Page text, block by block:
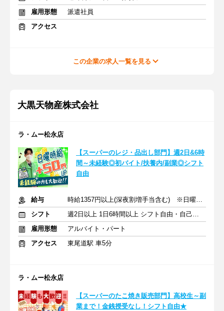
雇用形態
派遣社員
アクセス
この企業の求人一覧を見る
大黒天物産株式会社
ラ・ムー松永店
【スーパーのレジ・品出し部門】週2日&6時
間～未経験◎初バイト/扶養内/副業◎シフト
自由
給与
時給1357円以上(深夜割増手当含む) ※日曜日は時給＋50円
シフト
週2日以上 1日6時間以上 シフト自由・自己申告
雇用形態
アルバイト・パート
アクセス
東尾道駅 車5分
ラ・ムー松永店
【スーパーのたこ焼き販売部門】高校生～副
業まで！金銭授受なし！シフト自由★